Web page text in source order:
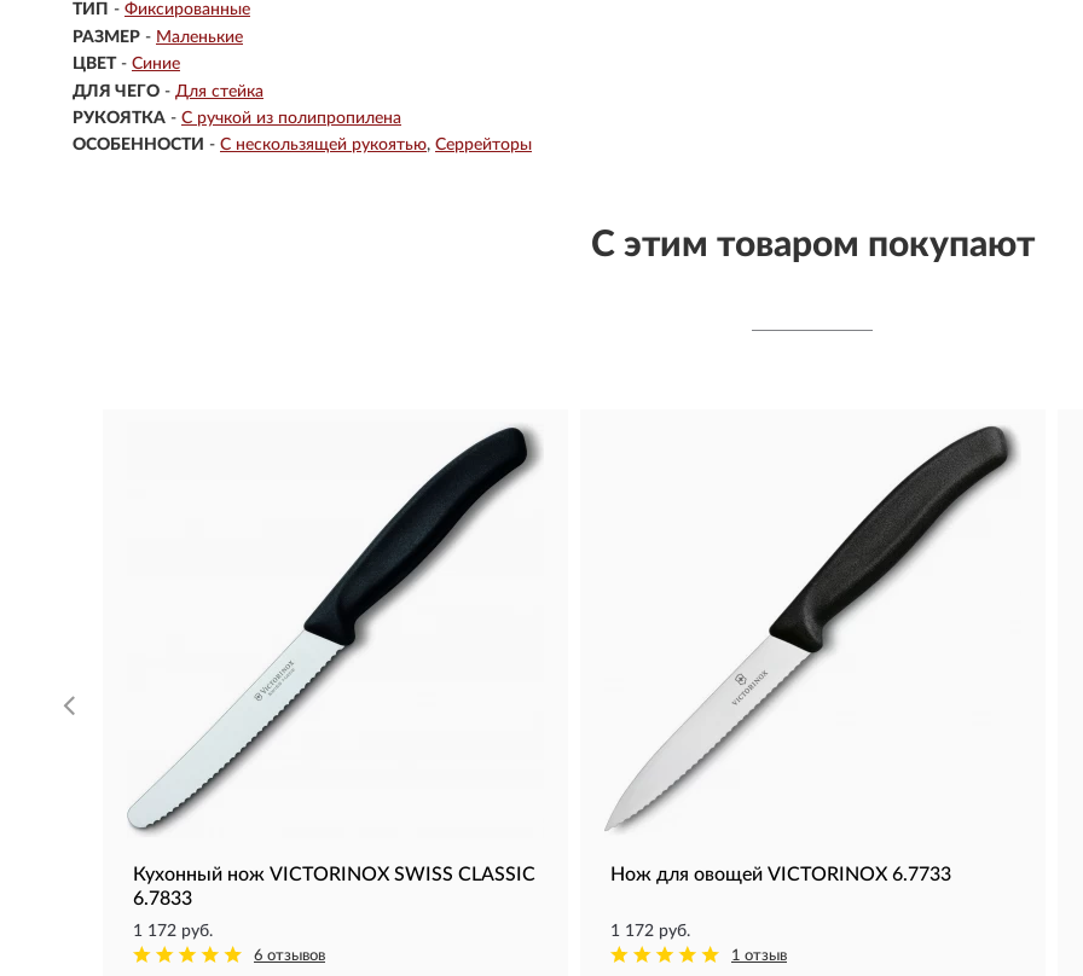
ТИП - Фиксированные
РАЗМЕР - Маленькие
ЦВЕТ - Синие
ДЛЯ ЧЕГО - Для стейка
РУКОЯТКА - С ручкой из полипропилена
ОСОБЕННОСТИ - С нескользящей рукоятью Серрейторы
С этим товаром покупают
Кухонный нож VICTORINOX SWISS CLASSIC
6.7833
1 172 руб.
6 отзывов
Нож для овощей VICTORINOX 6.7733
1 172 руб.
1 отзыв